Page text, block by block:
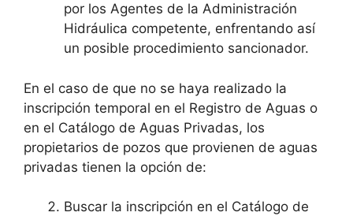
por los Agentes de la Administración
Hidráulica competente, enfrentando así
un posible procedimiento sancionador.
En el caso de que no se haya realizado la
inscripción temporal en el Registro de Aguas o
en el Catálogo de Aguas Privadas, los
propietarios de pozos que provienen de aguas
privadas tienen la opción de:
Buscar la inscripción en el Catálogo de